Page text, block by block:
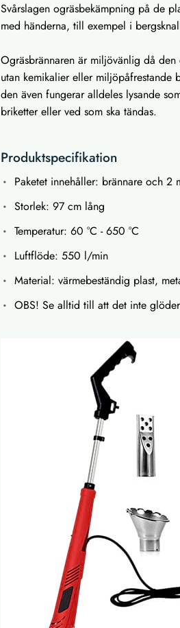
Svårslagen ogräsbekämpning på de
med händerna, till exempel i
Ogräsbrännaren är miljövänlig då
utan kemikalier eller miljöpåfrestande
den även fungerar alldeles lysande
briketter eller ved som ska tändas.
Produktspecifikation
Paketet innehåller: brännare och 2
Storlek: 97 cm lång
Temperatur: 60 °C - 650 °C
Luftflöde: 550 l/min
Material: värmebeständig plast,
OBS! Se alltid till att det inte